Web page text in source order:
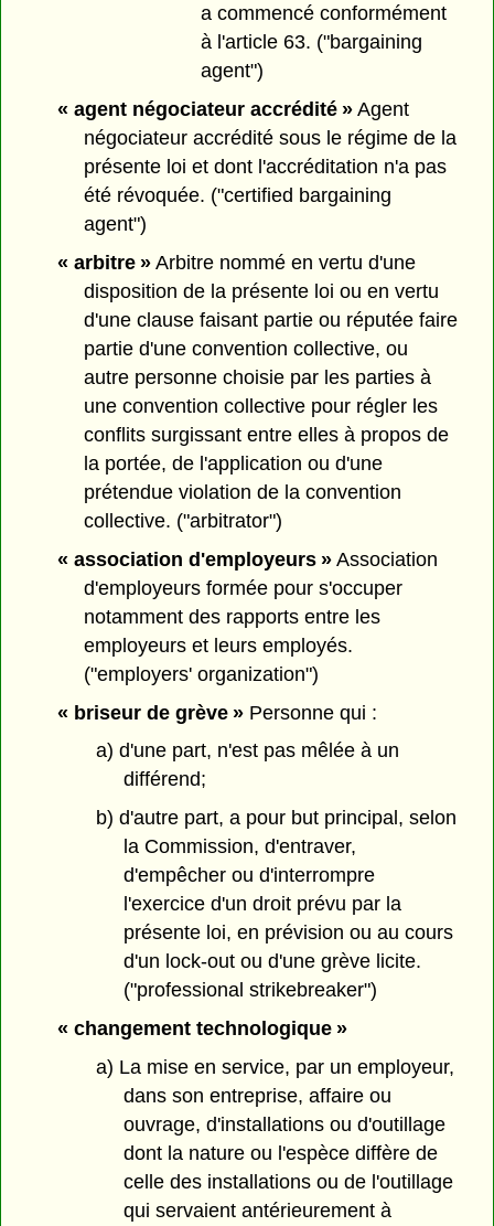
a commencé conformément
à l'article 63. ("bargaining
agent")
« agent négociateur accrédité »Agent
négociateur accrédité sous le régime de la
présente loi et dont l'accréditation n'a pas
été révoquée. ("certified bargaining
agent")
« arbitre »Arbitre nommé en vertu d'une
disposition de la présente loi ou en vertu
d'une clause faisant partie ou réputée faire
partie d'une convention collective, ou
autre personne choisie par les parties à
une convention collective pour régler les
conflits surgissant entre elles à propos de
la portée, de l'application ou d'une
prétendue violation de la convention
collective. ("arbitrator")
« association d'employeurs »Association
d'employeurs formée pour s'occuper
notamment des rapports entre les
employeurs et leurs employés.
("employers' organization")
« briseur de grève »Personne qui :
a) d'une part, n'est pas mêlée à un
différend;
b) d'autre part, a pour but principal, selon
la Commission, d'entraver,
d'empêcher ou d'interrompre
l'exercice d'un droit prévu par la
présente loi, en prévision ou au cours
d'un lock-out ou d'une grève licite.
("professional strikebreaker")
« changement technologique »
a) La mise en service, par un employeur,
dans son entreprise, affaire ou
ouvrage, d'installations ou d'outillage
dont la nature ou l'espèce diffère de
celle des installations ou de l'outillage
qui servaient antérieurement à